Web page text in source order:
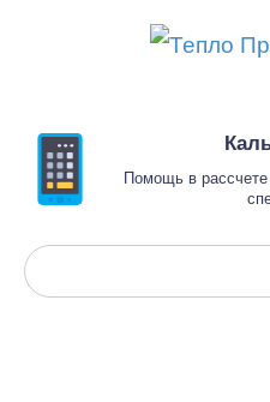
Помощь в
Поиск: